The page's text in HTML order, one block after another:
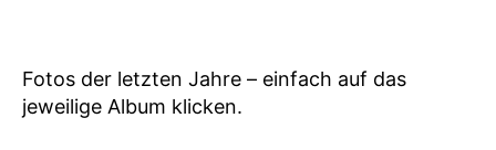
Fotos der letzten Jahre – einfach auf das
jeweilige Album klicken.